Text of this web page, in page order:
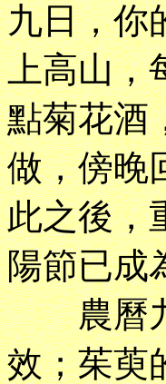
九日，你
上高山，
點菊花酒
做，傍晚
此之後，
陽節已成
農曆九
效；茱萸